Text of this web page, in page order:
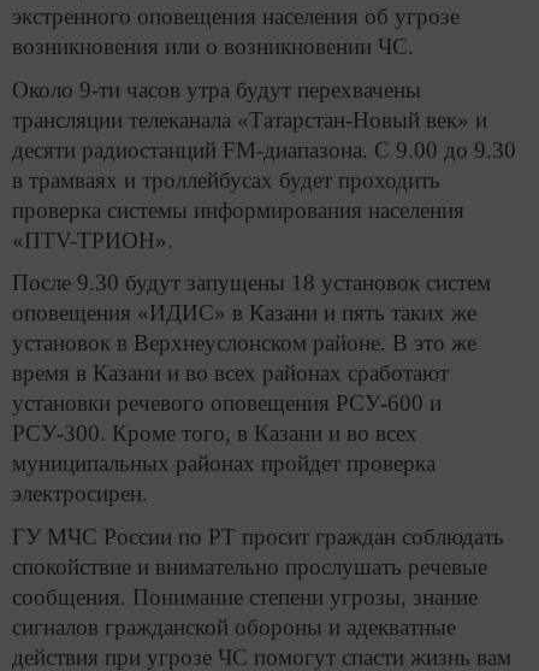
экстренного оповещения населения об угрозе
возникновения или о возникновении ЧС.
Около 9-ти часов утра будут перехвачены
трансляции телеканала «Татарстан-Новый век» и
десяти радиостанций FM-диапазона. С 9.00 до 9.30
в трамваях и троллейбусах будет проходить
проверка системы информирования населения
«ПТV-ТРИОН».
После 9.30 будут запущены 18 установок систем
оповещения «ИДИС» в Казани и пять таких же
установок в Верхнеуслонском районе. В это же
время в Казани и во всех районах сработают
установки речевого оповещения РСУ-600 и
РСУ-300. Кроме того, в Казани и во всех
муниципальных районах пройдет проверка
электросирен.
ГУ МЧС России по РТ просит граждан соблюдать
спокойствие и внимательно прослушать речевые
сообщения. Понимание степени угрозы, знание
сигналов гражданской обороны и адекватные
действия при угрозе ЧС помогут спасти жизнь вам